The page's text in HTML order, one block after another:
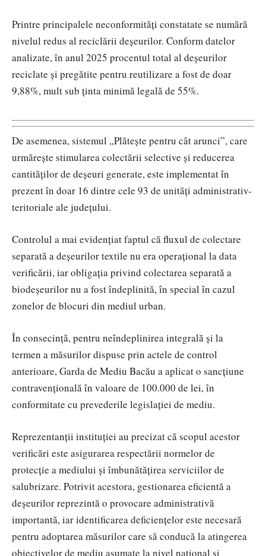
Printre principalele neconformități constatate se numără
nivelul redus al reciclării deșeurilor. Conform datelor
analizate, în anul 2025 procentul total al deșeurilor
reciclate și pregătite pentru reutilizare a fost de doar
9,88%, mult sub ținta minimă legală de 55%.
De asemenea, sistemul „Plătește pentru cât arunci”, care
urmărește stimularea colectării selective și reducerea
cantităților de deșeuri generate, este implementat în
prezent în doar 16 dintre cele 93 de unități administrativ-
teritoriale ale județului.
Controlul a mai evidențiat faptul că fluxul de colectare
separată a deșeurilor textile nu era operațional la data
verificării, iar obligația privind colectarea separată a
biodeșeurilor nu a fost îndeplinită, în special în cazul
zonelor de blocuri din mediul urban.
În consecință, pentru neîndeplinirea integrală și la
termen a măsurilor dispuse prin actele de control
anterioare, Garda de Mediu Bacău a aplicat o sancțiune
contravențională în valoare de 100.000 de lei, în
conformitate cu prevederile legislației de mediu.
Reprezentanții instituției au precizat că scopul acestor
verificări este asigurarea respectării normelor de
protecție a mediului și îmbunătățirea serviciilor de
salubrizare. Potrivit acestora, gestionarea eficientă a
deșeurilor reprezintă o provocare administrativă
importantă, iar identificarea deficiențelor este necesară
pentru adoptarea măsurilor care să conducă la atingerea
obiectivelor de mediu asumate la nivel național și